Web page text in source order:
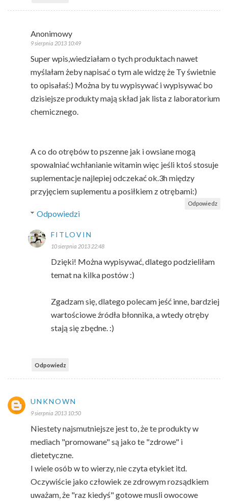
Anonimowy
9 sierpnia 2013 10:49
Super wpis,wiedziałam o tych produktach nawet
myślałam żeby napisać o tym ale widzę że Ty świetnie
to opisałaś:) Można by tu wypisywać i wypisywać bo
dzisiejsze produkty mają skład jak lista z laboratorium
chemicznego.
A co do otrębów to pszenne jak i owsiane mogą
spowalniać wchłanianie witamin więc jeśli ktoś stosuje
suplementacje najlepiej odczekać ok.3h między
przyjęciem suplementu a posiłkiem z otrębami:)
Odpowiedz
Odpowiedzi
FITLOVIN
10 sierpnia 2013 22:48
Dzięki! Można wypisywać, dlatego podzieliłam
temat na kilka postów :)
Zgadzam się, dlatego polecam jeść inne, bardziej
wartościowe źródła błonnika, a wtedy otręby
stają się zbędne. :)
Odpowiedz
UNKNOWN
9 sierpnia 2013 10:50
Niestety najsmutniejsze jest to, że te produkty w
mediach "promowane" są jako te "zdrowe" i
dietetyczne.
I wiele osób w to wierzy, nie czyta etykiet itd.
Oczywiście jako człowiek ze zdrowym rozsądkiem
uważam, że "raz kiedyś" gotowe musli owocowe